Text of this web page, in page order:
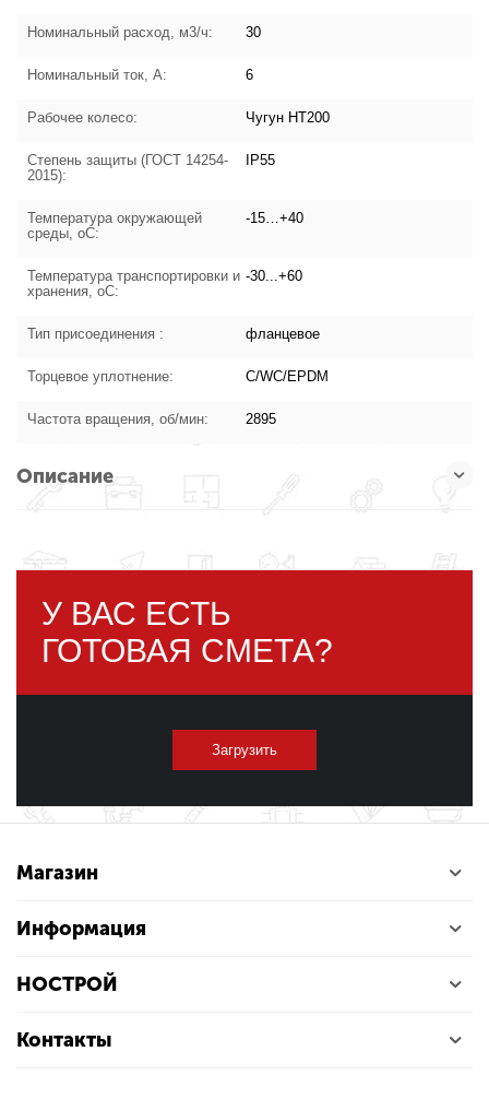
Номинальный расход, м3/ч: 30
Номинальный ток, А: 6
Рабочее колесо: Чугун HT200
Степень защиты (ГОСТ 14254-
2015):
IP55
Температура окружающей
среды, oC:
-15…+40
Температура транспортировки и
хранения, oC:
-30...+60
Тип присоединения : фланцевое
Торцевое уплотнение: C/WC/EPDM
Частота вращения, об/мин: 2895
Описание
У ВАС ЕСТЬ
ГОТОВАЯ СМЕТА?
Загрузить
Магазин
Информация
НОСТРОЙ
Контакты